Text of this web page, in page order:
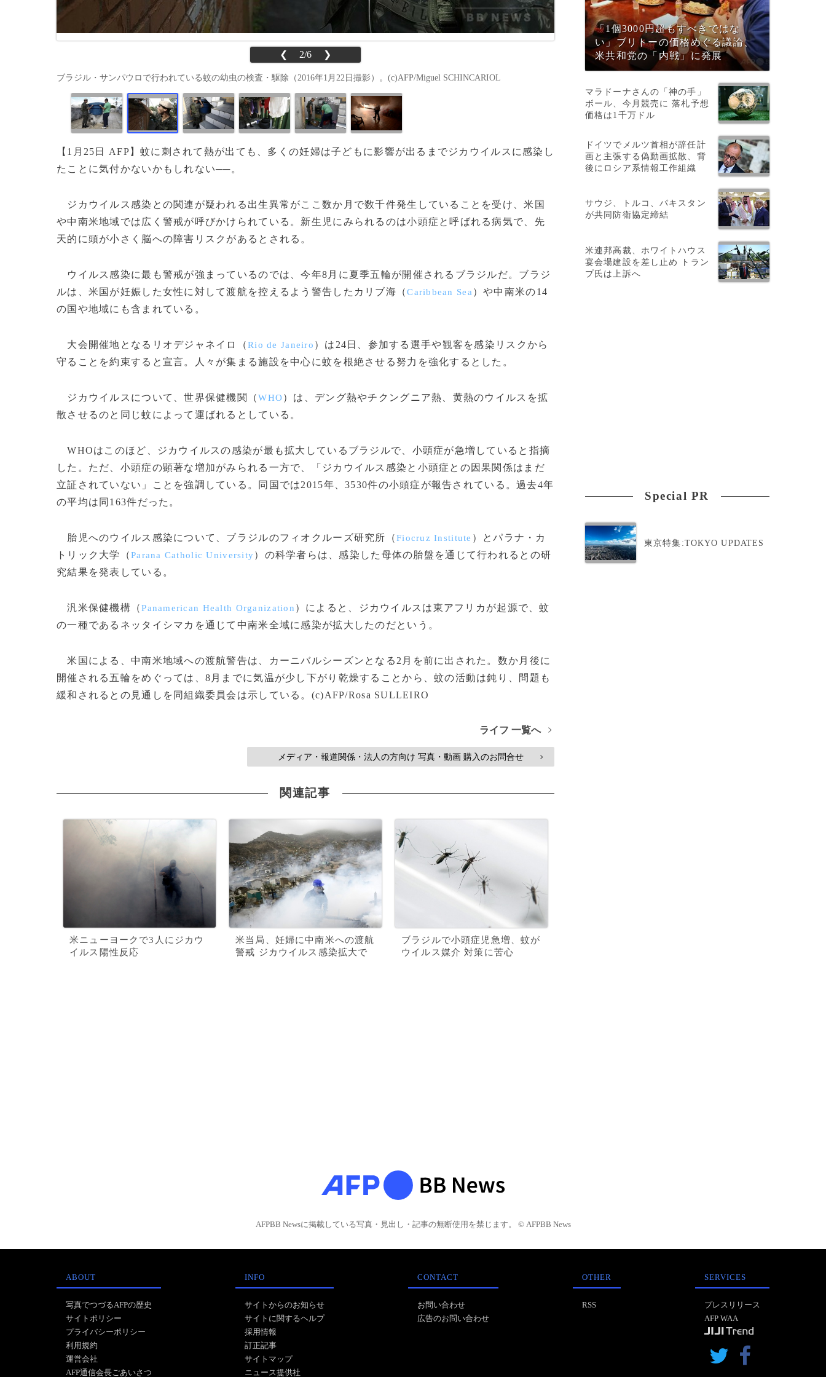
❮ 2/6 ❯
ブラジル・サンパウロで行われている蚊の幼虫の検査・駆除（2016年1月22日撮影）。(c)AFP/Miguel SCHINCARIOL
【1月25日 AFP】蚊に刺されて熱が出ても、多くの妊婦は子どもに影響が出るまでジカウイルスに感染し
たことに気付かないかもしれない──。
ジカウイルス感染との関連が疑われる出生異常がここ数か月で数千件発生していることを受け、米国
や中南米地域では広く警戒が呼びかけられている。新生児にみられるのは小頭症と呼ばれる病気で、先
天的に頭が小さく脳への障害リスクがあるとされる。
ウイルス感染に最も警戒が強まっているのでは、今年8月に夏季五輪が開催されるブラジルだ。ブラジ
ルは、米国が妊娠した女性に対して渡航を控えるよう警告したカリブ海（Caribbean Sea ）や中南米の14
の国や地域にも含まれている。
大会開催地となるリオデジャネイロ（Rio de Janeiro ）は24日、参加する選手や観客を感染リスクから
守ることを約束すると宣言。人々が集まる施設を中心に蚊を根絶させる努力を強化するとした。
ジカウイルスについて、世界保健機関（WHO）は、デング熱やチクングニア熱、黄熱のウイルスを拡
散させるのと同じ蚊によって運ばれるとしている。
WHOはこのほど、ジカウイルスの感染が最も拡大しているブラジルで、小頭症が急増していると指摘
した。ただ、小頭症の顕著な増加がみられる一方で、「ジカウイルス感染と小頭症との因果関係はまだ
立証されていない」ことを強調している。同国では2015年、3530件の小頭症が報告されている。過去4年
の平均は同163件だった。
胎児へのウイルス感染について、ブラジルのフィオクルーズ研究所（Fiocruz Institute ）とパラナ・カ
トリック大学（Parana Catholic University）の科学者らは、感染した母体の胎盤を通じて行われるとの研
究結果を発表している。
汎米保健機構（Panamerican Health Organization ）によると、ジカウイルスは東アフリカが起源で、蚊
の一種であるネッタイシマカを通じて中南米全域に感染が拡大したのだという。
米国による、中南米地域への渡航警告は、カーニバルシーズンとなる2月を前に出された。数か月後に
開催される五輪をめぐっては、8月までに気温が少し下がり乾燥することから、蚊の活動は鈍り、問題も
緩和されるとの見通しを同組織委員会は示している。(c)AFP/Rosa SULLEIRO
ライフ 一覧へ >
メディア・報道関係・法人の方向け 写真・動画 購入のお問合せ >
関連記事
米ニューヨークで3人にジカウ
イルス陽性反応
米当局、妊婦に中南米への渡航
警戒 ジカウイルス感染拡大で
ブラジルで小頭症児急増、蚊が
ウイルス媒介 対策に苦心
「1個3000円超もすべきではな
い」ブリトーの価格めぐる議論、
米共和党の「内戦」に発展
マラドーナさんの「神の手」
ボール、今月競売に 落札予想
価格は1千万ドル
ドイツでメルツ首相が辞任計
画と主張する偽動画拡散、背
後にロシア系情報工作組織
サウジ、トルコ、パキスタン
が共同防衛協定締結
米連邦高裁、ホワイトハウス
宴会場建設を差し止め トラン
プ氏は上訴へ
Special PR
東京特集:TOKYO UPDATES
AFPBB Newsに掲載している写真・見出し・記事の無断使用を禁じます。 © AFPBB News
ABOUT
写真でつづるAFPの歴史
サイトポリシー
プライバシーポリシー
利用規約
運営会社
AFP通信会長ごあいさつ
INFO
サイトからのお知らせ
サイトに関するヘルプ
採用情報
訂正記事
サイトマップ
ニュース提供社
CONTACT
お問い合わせ
広告のお問い合わせ
OTHER
RSS
SERVICES
プレスリリース
AFP WAA